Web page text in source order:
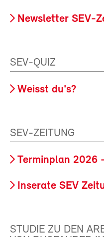
Newsletter SEV-
SEV-QUIZ
Weisst du's?
SEV-ZEITUNG
Terminplan 2026
Inserate SEV
STUDIE ZU DEN